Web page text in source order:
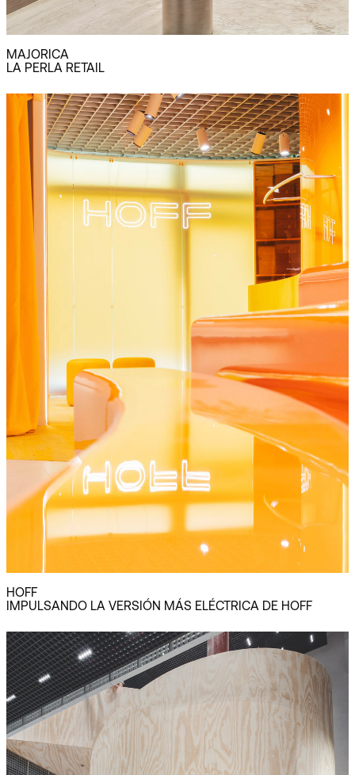
MAJORICA
LA PERLA RETAIL
HOFF
IMPULSANDO LA VERSIÓN MÁS ELÉCTRICA DE HOFF